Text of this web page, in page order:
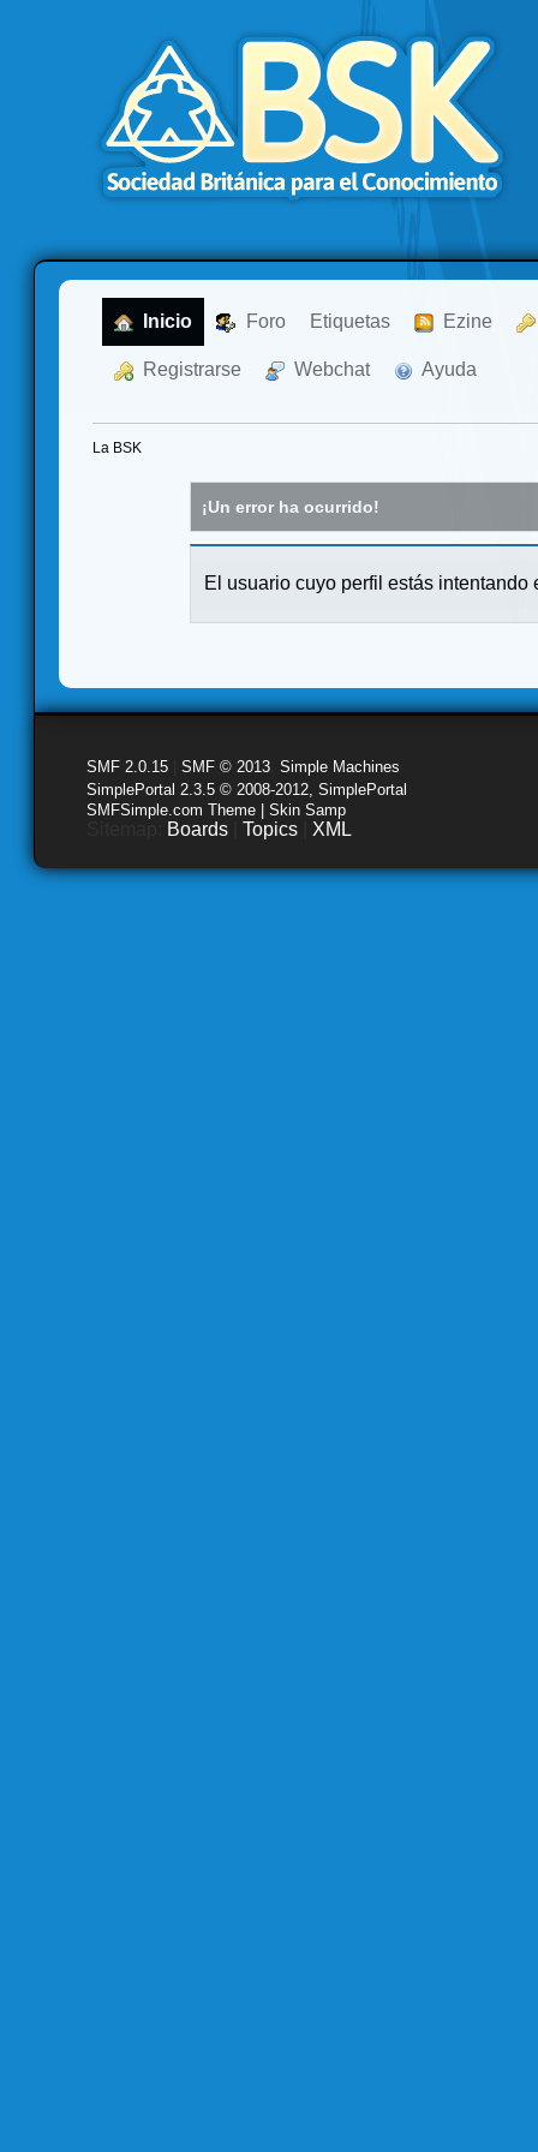
Inicio Foro Etiquetas Ezine
Registrarse Webchat Ayuda
La BSK
¡Un error ha ocurrido!
El usuario cuyo perfil estás intentando
SMF 2.0.15 SMF © 2013 Simple Machines
SimplePortal 2.3.5 © 2008-2012, SimplePortal
SMFSimple.com Theme | Skin Samp
Boards Topics XML